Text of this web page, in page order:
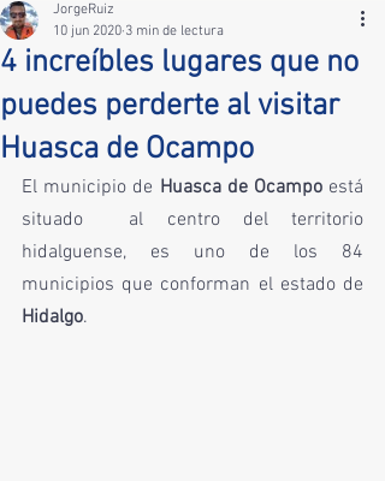
4 increíbles lugares que no
puedes perderte al visitar
Huasca de Ocampo
JorgeRuiz
10 jun 2020 3 min de lectura
El municipio de Huasca de Ocampo está
situado  al centro del territorio
hidalguense, es uno de los 84
Hidalgo.